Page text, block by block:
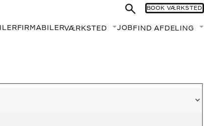
FIRMABILERVÆRKSTED Fold undermenu ud
JOB FIND AFDELING
BOOK VÆRKSTED